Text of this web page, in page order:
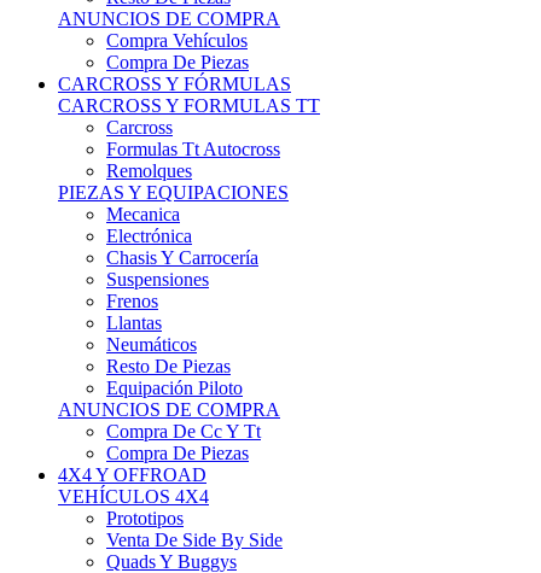
ANUNCIOS DE COMPRA
Compra Vehículos
Compra De Piezas
CARCROSS Y FÓRMULAS
CARCROSS Y FORMULAS TT
Carcross
Formulas Tt Autocross
Remolques
PIEZAS Y EQUIPACIONES
Mecanica
Electrónica
Chasis Y Carrocería
Suspensiones
Frenos
Llantas
Neumáticos
Resto De Piezas
Equipación Piloto
ANUNCIOS DE COMPRA
Compra De Cc Y Tt
Compra De Piezas
4X4 Y OFFROAD
VEHÍCULOS 4X4
Prototipos
Venta De Side By Side
Quads Y Buggys